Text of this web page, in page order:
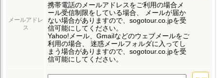
メールアドレ
ス
携帯電話のメールアドレスをご利用の場合メ
ール受信制限をしている場合、
メールが届か
ない場合がありますので、sogotour.co.jpを受
信可能にしてください。
Yahoo!メール、Gmailなどのウェブメールをご
利用の場合、
迷惑メールフォルダに入ってし
まう場合がありますので、sogotour.co.jpを受
信可能にしてください。